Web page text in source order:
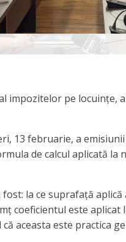
impozitelor pe
13 februarie, a
de calcul aplicată la
la ce suprafață
coeficientul este
aceasta este practica